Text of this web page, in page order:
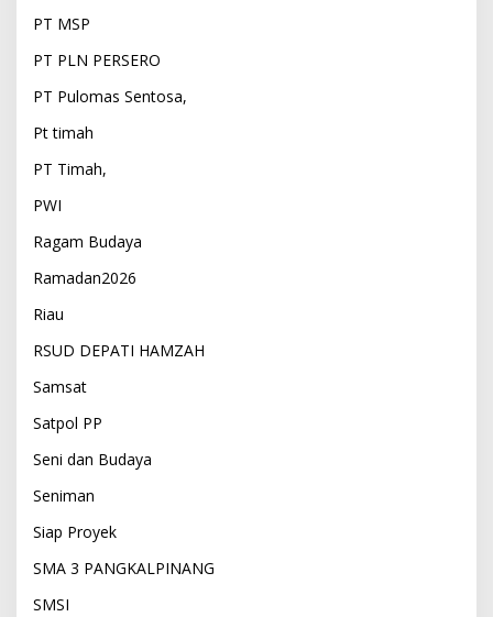
PT MSP
PT PLN PERSERO
PT Pulomas Sentosa,
Pt timah
PT Timah,
PWI
Ragam Budaya
Ramadan2026
Riau
RSUD DEPATI HAMZAH
Samsat
Satpol PP
Seni dan Budaya
Seniman
Siap Proyek
SMA 3 PANGKALPINANG
SMSI